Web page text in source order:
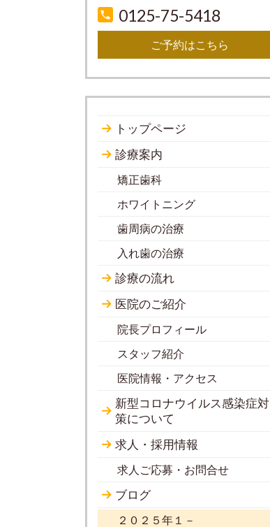
0125-75-5418
ご予約はこちら
トップページ
診療案内
矯正歯科
ホワイトニング
歯周病の治療
入れ歯の治療
診療の流れ
医院のご紹介
院長プロフィール
スタッフ紹介
医院情報・アクセス
新型コロナウイルス感染症対
策について
求人・採用情報
求人ご応募・お問合せ
ブログ
２０２５年１－